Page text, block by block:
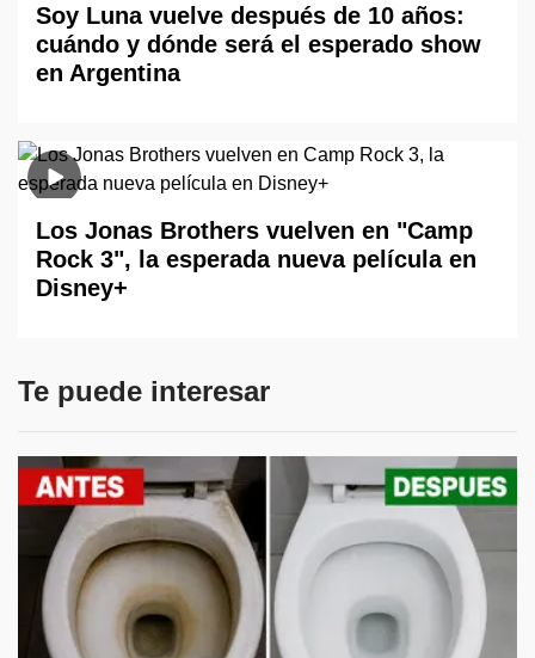
Soy Luna vuelve después de 10 años:
cuándo y dónde será el esperado show
en Argentina
Los Jonas Brothers vuelven en "Camp
Rock 3", la esperada nueva película en
Disney+
Te puede interesar